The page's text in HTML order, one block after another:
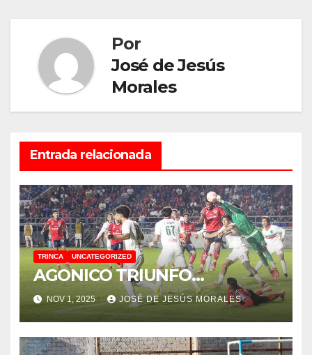
Por
José de Jesús
Morales
Entrada relacionada
TRINCA UNCATEGORIZED
AGONICO TRIUNFO…
NOV 1, 2025 JOSÉ DE JESÚS MORALES